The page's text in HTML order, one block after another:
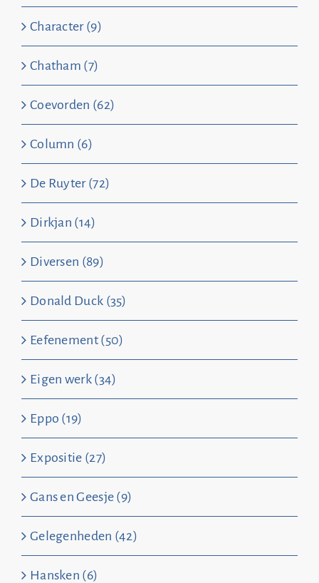
Character (9)
Chatham (7)
Coevorden (62)
Column (6)
De Ruyter (72)
Dirkjan (14)
Diversen (89)
Donald Duck (35)
Eefenement (50)
Eigen werk (34)
Eppo (19)
Expositie (27)
Gans en Geesje (9)
Gelegenheden (42)
Hansken (6)